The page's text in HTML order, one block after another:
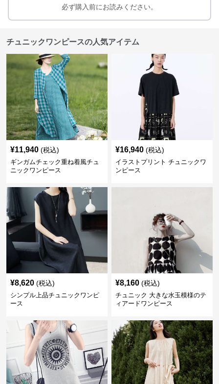
必ず購入前にお読みください。
チュニックワンピースの人気アイテム
¥11,940 (税込)
ギンガムチェック重ね着風チュ
ニックワンピース
¥16,940 (税込)
イラストプリント チュニックワ
ンピース
¥8,620 (税込)
シンプル上品チュニックワンピ
ース
¥8,160 (税込)
チュニック 大きな水玉模様のテ
ィアードワンピース